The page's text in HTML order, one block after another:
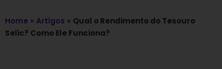
Home » Artigos » Qual o Rendimento do Tesouro
Selic? Como Ele Funciona?